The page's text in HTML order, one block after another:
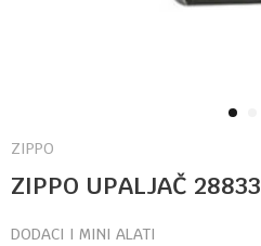
1
ZIPPO
ZIPPO UPALJAČ 28833
DODACI I MINI ALATI